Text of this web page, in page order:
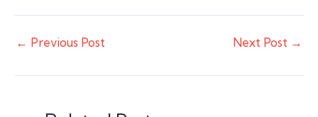
← Previous Post Next Post →